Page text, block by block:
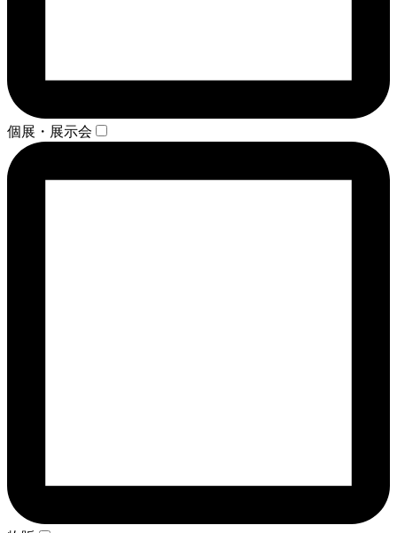
個展・展示会